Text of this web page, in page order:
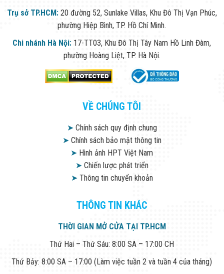
Trụ sở TP.HCM: 20 đường 52, Sunlake Villas, Khu Đô Thị Vạn Phúc,
phường Hiệp Bình, TP. Hồ Chí Minh.
Chi nhánh Hà Nội: 17-TT03, Khu Đô Thị Tây Nam Hồ Linh Đàm,
phường Hoàng Liệt, TP. Hà Nội.
VỀ CHÚNG TÔI
➤Chính sách quy định chung
➤Chính sách bảo mật thông tin
➤ Hình ảnh HPT Việt Nam
➤Chiến lược phát triển
➤Thông tin chuyển khoản
THÔNG TIN KHÁC
THỜI GIAN MỞ CỬA TẠI TP.HCM
Thứ Hai – Thứ Sáu: 8:00 SA – 17:00 CH
Thứ Bảy: 8:00 SA – 17:00 (Làm việc tuần 2 và tuần 4 của tháng)